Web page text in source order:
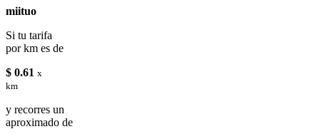
miituo
Si tu tarifa
por km es de
$ 0.61 x
km
y recorres un
aproximado de